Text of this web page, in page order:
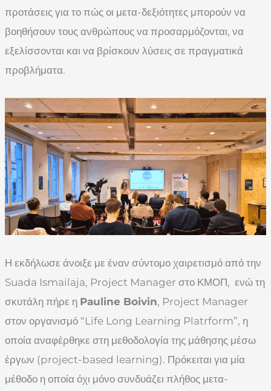
προτάσεις για το πώς οι μετα-δεξιότητες μπορούν να
βοηθήσουν τους ανθρώπους να προσαρμόζονται, να
εξελίσσονται και να βρίσκουν λύσεις σε πραγματικά
προβλήματα.
Η εκδήλωσε άνοιξε με έναν σύντομο χαιρετισμό από την
Suada Ismailaja, Project Manager στο ΚΜΟΠ, ενώ τη
σκυτάλη πήρε η Pauline Boivin, Project Manager
στον οργανισμό “Life Long Learning Platrform”, η
οποία αναφέρθηκε στη μεθοδολογία της μάθησης μέσω
έργων (project-based learning). Πρόκειται για μία
μέθοδο η οποία όχι μόνο συνδυάζει πλήθος μετα-